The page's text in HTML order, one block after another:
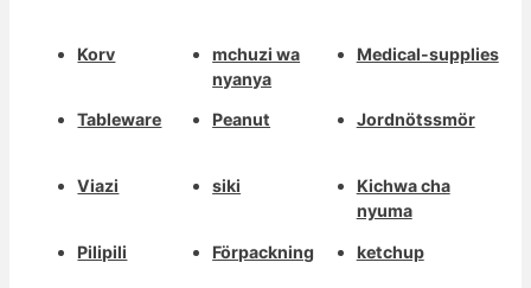
Korv
Tableware
Viazi
Pilipili
mchuzi wa
nyanya
Peanut
siki
Förpackning
Medical-supplies
Jordnötssmör
Kichwa cha
nyuma
ketchup